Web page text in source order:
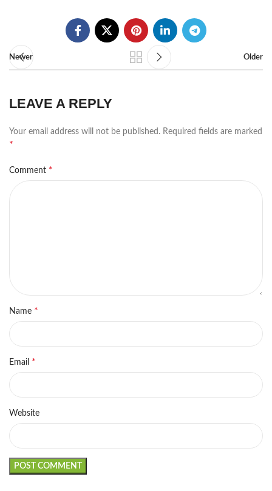
Newer Older
LEAVE A REPLY
Your email address will not be published. Required fields are marked
*
Comment *
Name *
Email *
Website